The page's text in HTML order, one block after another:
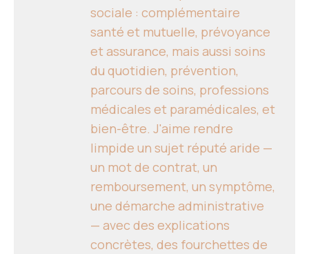
sociale : complémentaire
santé et mutuelle, prévoyance
et assurance, mais aussi soins
du quotidien, prévention,
parcours de soins, professions
médicales et paramédicales, et
bien-être. J'aime rendre
limpide un sujet réputé aride —
un mot de contrat, un
remboursement, un symptôme,
une démarche administrative
— avec des explications
concrètes, des fourchettes de